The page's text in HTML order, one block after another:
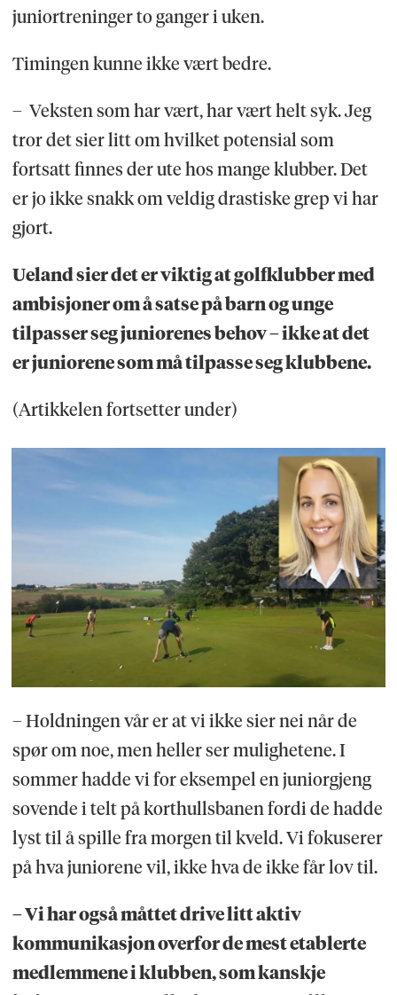
juniortreninger to ganger i uken.
Timingen kunne ikke vært bedre.
– Veksten som har vært, har vært helt syk. Jeg
tror det sier litt om hvilket potensial som
fortsatt finnes der ute hos mange klubber. Det
er jo ikke snakk om veldig drastiske grep vi har
gjort.
Ueland sier det er viktig at golfklubber med
ambisjoner om å satse på barn og unge
tilpasser seg juniorenes behov – ikke at det
er juniorene som må tilpasse seg klubbene.
(Artikkelen fortsetter under)
– Holdningen vår er at vi ikke sier nei når de
spør om noe, men heller ser mulighetene. I
sommer hadde vi for eksempel en juniorgjeng
sovende i telt på korthullsbanen fordi de hadde
lyst til å spille fra morgen til kveld. Vi fokuserer
på hva juniorene vil, ikke hva de ikke får lov til.
– Vi har også måttet drive litt aktiv
kommunikasjon overfor de mest etablerte
medlemmene i klubben, som kanskje